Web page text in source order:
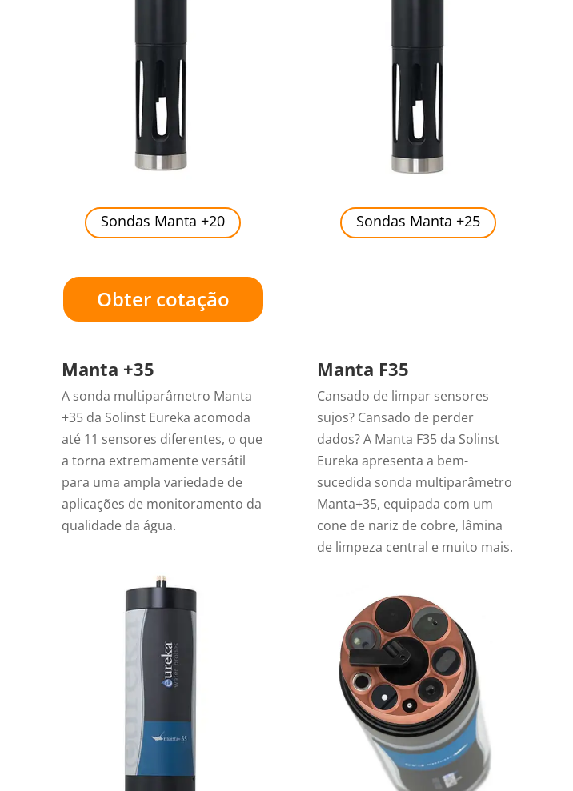
Sondas Manta +20 Sondas Manta +25
Obter cotação
Manta +35
A sonda multiparâmetro Manta
+35 da Solinst Eureka acomoda
até 11 sensores diferentes, o que
a torna extremamente versátil
para uma ampla variedade de
aplicações de monitoramento da
qualidade da água.
Manta F35
Cansado de limpar sensores
sujos? Cansado de perder
dados? A Manta F35 da Solinst
Eureka apresenta a bem-
sucedida sonda multiparâmetro
Manta+35, equipada com um
cone de nariz de cobre, lâmina
de limpeza central e muito mais.